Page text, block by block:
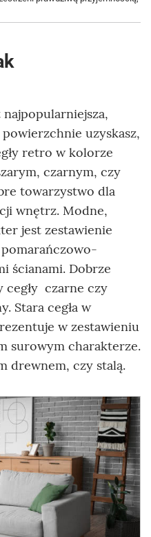
uzyskasz,
retro w kolorze
czarnym, czy
towarzystwo dla
wnętrz. Modne,
jest zestawienie
ścianami. Dobrze
cegły czarne czy
Stara cegła w
w zestawieniu
surowym charakterze.
drewnem, czy stalą.